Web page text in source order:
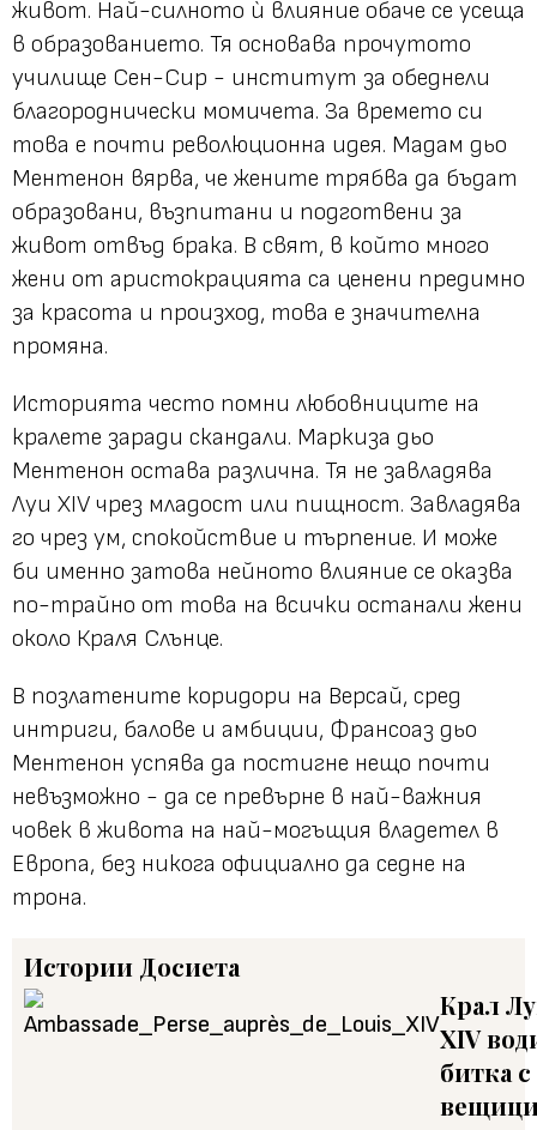
живот. Най-силното ѝ влияние обаче се усеща
в образованието. Тя основава прочутото
училище Сен-Сир - институт за обеднели
благороднически момичета. За времето си
това е почти революционна идея. Мадам дьо
Ментенон вярва, че жените трябва да бъдат
образовани, възпитани и подготвени за
живот отвъд брака. В свят, в който много
жени от аристокрацията са ценени предимно
за красота и произход, това е значителна
промяна.
Историята често помни любовниците на
кралете заради скандали. Маркиза дьо
Ментенон остава различна. Тя не завладява
Луи XIV чрез младост или пищност. Завладява
го чрез ум, спокойствие и търпение. И може
би именно затова нейното влияние се оказва
по-трайно от това на всички останали жени
около Краля Слънце.
В позлатените коридори на Версай, сред
интриги, балове и амбиции, Франсоаз дьо
Ментенон успява да постигне нещо почти
невъзможно - да се превърне в най-важния
човек в живота на най-могъщия владетел в
Европа, без никога официално да седне на
трона.
Истории Досиета
Крал
XIV
битка с